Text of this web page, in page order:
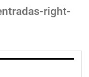
right-